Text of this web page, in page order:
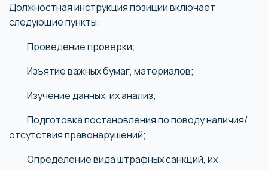
Должностная инструкция позиции включает
следующие пункты:
· Проведение проверки;
· Изъятие важных бумаг, материалов;
· Изучение данных, их анализ;
· Подготовка постановления по поводу наличия/
отсутствия правонарушений;
· Определение вида штрафных санкций, их